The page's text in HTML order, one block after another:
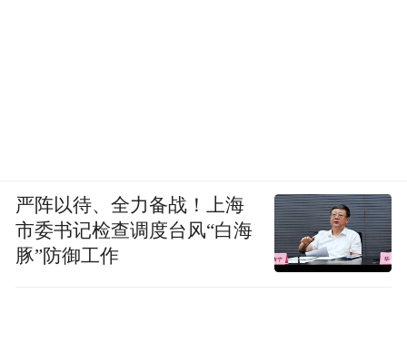
严阵以待、全力备战！上海
市委书记检查调度台风“白海
豚”防御工作